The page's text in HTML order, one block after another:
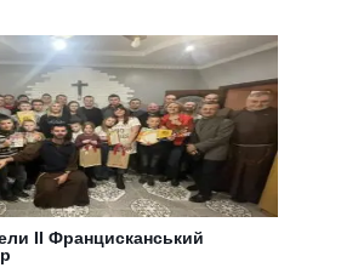
ІІ Францисканський